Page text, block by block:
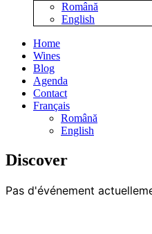
Română
English
Home
Wines
Blog
Agenda
Contact
Français
Română
English
Discover
Pas d'événement